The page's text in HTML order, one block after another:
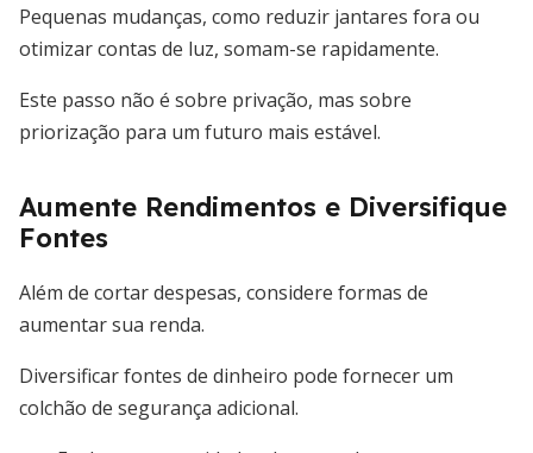
Pequenas mudanças, como reduzir jantares fora ou
otimizar contas de luz, somam-se rapidamente.
Este passo não é sobre privação, mas sobre
priorização para um futuro mais estável.
Aumente Rendimentos e Diversifique
Fontes
Além de cortar despesas, considere formas de
aumentar sua renda.
Diversificar fontes de dinheiro pode fornecer um
colchão de segurança adicional.